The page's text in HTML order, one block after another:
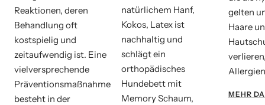
Reaktionen, deren
Behandlung oft
kostspielig und
zeitaufwendig ist. Eine
vielversprechende
Präventionsmaßnahme
besteht in der
natürlichem Hanf,
Kokos, Latex ist
nachhaltig und
schlägt ein
orthopädisches
Hundebett mit
Memory Schaum,
gelten
Haare
MEHR